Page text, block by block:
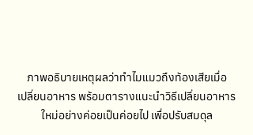
ภาพอธิบายเหตุผลว่าทำไมแมวถึงท้องเสียเมื่อ
เปลี่ยนอาหาร พร้อมตารางแนะนำวิธีเปลี่ยนอาหาร
ใหม่อย่างค่อยเป็นค่อยไป เพื่อปรับสมดุล